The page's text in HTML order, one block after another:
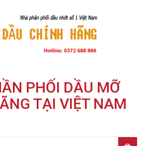
PHỐI DẦU MỠ
TẠI VIỆT NAM